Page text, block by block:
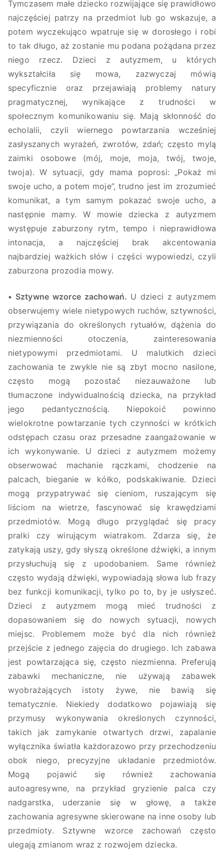
Tymczasem małe dziecko rozwijające się prawidłowo
najczęściej patrzy na przedmiot lub go wskazuje, a
potem wyczekująco wpatruje się w dorosłego i robi
to tak długo, aż zostanie mu podana pożądana przez
niego rzecz. Dzieci z autyzmem, u których
wykształciła się mowa, zazwyczaj mówią
specyficznie oraz przejawiają problemy natury
pragmatycznej, wynikające z trudności w
społecznym komunikowaniu się. Mają skłonność do
echolalii, czyli wiernego powtarzania wcześniej
zasłyszanych wyrażeń, zwrotów, zdań; często mylą
zaimki osobowe (mój, moje, moja, twój, twoje,
twoja). W sytuacji, gdy mama poprosi: „Pokaż mi
swoje ucho, a potem moje”, trudno jest im zrozumieć
komunikat, a tym samym pokazać swoje ucho, a
następnie mamy. W mowie dziecka z autyzmem
występuje zaburzony rytm, tempo i nieprawidłowa
intonacja, a najczęściej brak akcentowania
najbardziej ważkich słów i części wypowiedzi, czyli
zaburzona prozodia mowy.
• Sztywne wzorce zachowań. U dzieci z autyzmem
obserwujemy wiele nietypowych ruchów, sztywności,
przywiązania do określonych rytuałów, dążenia do
niezmienności otoczenia, zainteresowania
nietypowymi przedmiotami. U malutkich dzieci
zachowania te zwykle nie są zbyt mocno nasilone,
często mogą pozostać niezauważone lub
tłumaczone indywidualnością dziecka, na przykład
jego pedantycznością. Niepokoić powinno
wielokrotne powtarzanie tych czynności w krótkich
odstępach czasu oraz przesadne zaangażowanie w
ich wykonywanie. U dzieci z autyzmem możemy
obserwować machanie rączkami, chodzenie na
palcach, bieganie w kółko, podskakiwanie. Dzieci
mogą przypatrywać się cieniom, ruszającym się
liściom na wietrze, fascynować się krawędziami
przedmiotów. Mogą długo przyglądać się pracy
pralki czy wirującym wiatrakom. Zdarza się, że
zatykają uszy, gdy słyszą określone dźwięki, a innym
przysłuchują się z upodobaniem. Same również
często wydają dźwięki, wypowiadają słowa lub frazy
bez funkcji komunikacji, tylko po to, by je usłyszeć.
Dzieci z autyzmem mogą mieć trudności z
dopasowaniem się do nowych sytuacji, nowych
miejsc. Problemem może być dla nich również
przejście z jednego zajęcia do drugiego. Ich zabawa
jest powtarzająca się, często niezmienna. Preferują
zabawki mechaniczne, nie używają zabawek
wyobrażających istoty żywe, nie bawią się
tematycznie. Niekiedy dodatkowo pojawiają się
przymusy wykonywania określonych czynności,
takich jak zamykanie otwartych drzwi, zapalanie
wyłącznika światła każdorazowo przy przechodzeniu
obok niego, precyzyjne układanie przedmiotów.
Mogą pojawić się również zachowania
autoagresywne, na przykład gryzienie palca czy
nadgarstka, uderzanie się w głowę, a także
zachowania agresywne skierowane na inne osoby lub
przedmioty. Sztywne wzorce zachowań często
ulegają zmianom wraz z rozwojem dziecka.